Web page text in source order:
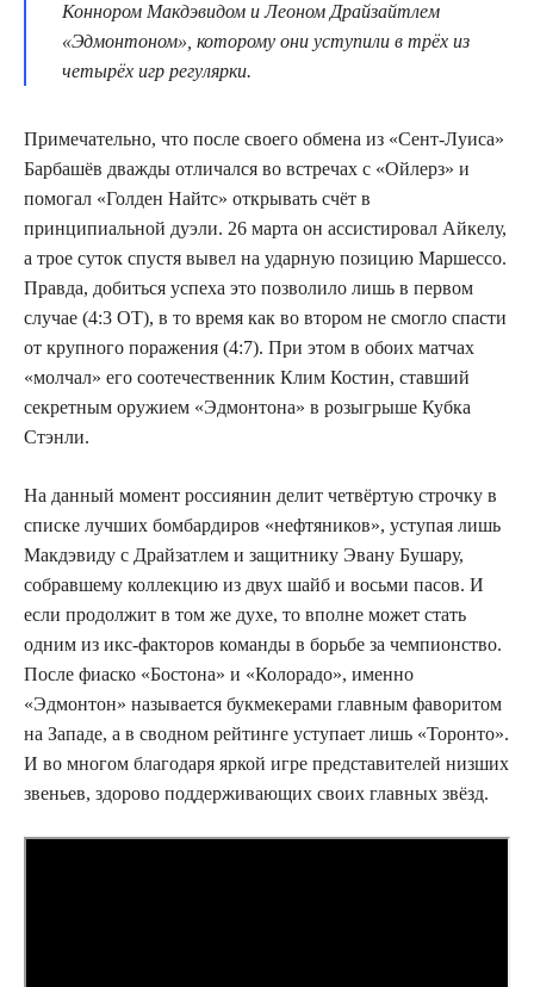
Коннором Макдэвидом и Леоном Драйзайтлем
«Эдмонтоном», которому они уступили в трёх из
четырёх игр регулярки.
Примечательно, что после своего обмена из «Сент-Луиса»
Барбашёв дважды отличался во встречах с «Ойлерз» и
помогал «Голден Найтс» открывать счёт в
принципиальной дуэли. 26 марта он ассистировал Айкелу,
а трое суток спустя вывел на ударную позицию Маршессо.
Правда, добиться успеха это позволило лишь в первом
случае (4:3 ОТ), в то время как во втором не смогло спасти
от крупного поражения (4:7). При этом в обоих матчах
«молчал» его соотечественник Клим Костин, ставший
секретным оружием «Эдмонтона» в розыгрыше Кубка
Стэнли.
На данный момент россиянин делит четвёртую строчку в
списке лучших бомбардиров «нефтяников», уступая лишь
Макдэвиду с Драйзатлем и защитнику Эвану Бушару,
собравшему коллекцию из двух шайб и восьми пасов. И
если продолжит в том же духе, то вполне может стать
одним из икс-факторов команды в борьбе за чемпионство.
После фиаско «Бостона» и «Колорадо», именно
«Эдмонтон» называется букмекерами главным фаворитом
на Западе, а в сводном рейтинге уступает лишь «Торонто».
И во многом благодаря яркой игре представителей низших
звеньев, здорово поддерживающих своих главных звёзд.